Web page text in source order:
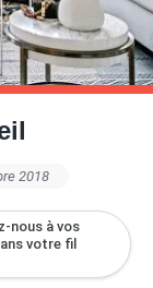
La Déco
Renovation
2018
nous à vos
votre fil